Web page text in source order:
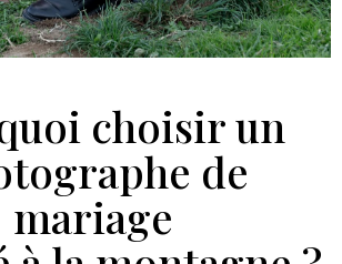
choisir un
de
mariage